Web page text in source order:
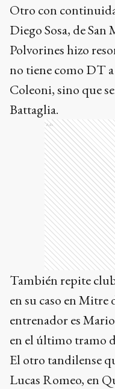
Otro con
Diego Sosa, de
Polvorines hizo
no tiene como DT
Coleoni, sino que
Battaglia.
Ads
También repite
en su caso en Mitre
entrenador es
en el último tramo
El otro tandilense
Lucas Romeo, en